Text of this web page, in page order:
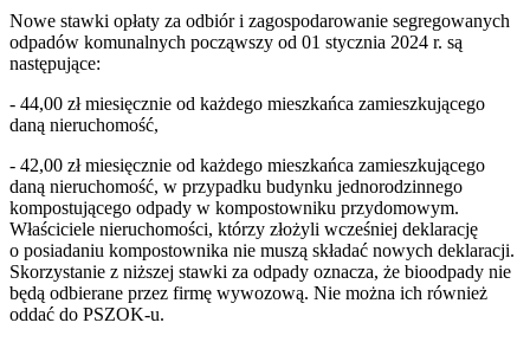
Nowe stawki opłaty za odbiór i zagospodarowanie segregowanych
odpadów komunalnych począwszy od 01 stycznia 2024 r. są
następujące:
- 44,00 zł miesięcznie od każdego mieszkańca zamieszkującego
daną nieruchomość,
- 42,00 zł miesięcznie od każdego mieszkańca zamieszkującego
daną nieruchomość, w przypadku budynku jednorodzinnego
kompostującego odpady w kompostowniku przydomowym.
Właściciele nieruchomości, którzy złożyli wcześniej deklarację
o posiadaniu kompostownika nie muszą składać nowych deklaracji.
Skorzystanie z niższej stawki za odpady oznacza, że bioodpady nie
będą odbierane przez firmę wywozową. Nie można ich również
oddać do PSZOK-u.